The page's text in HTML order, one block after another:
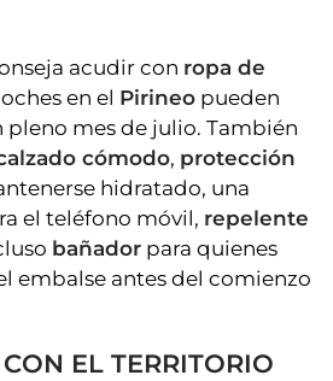
acudir con ropa de
en el Pirineo pueden
pleno mes de julio. También
cómodo, protección
hidratado, una
el teléfono móvil, repelente
bañador para quienes
embalse antes del comienzo
EL TERRITORIO